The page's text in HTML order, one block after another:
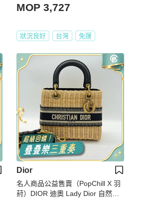
MOP 3,727
狀況良好 台灣 免運
Dior
名人商品公益售賣（PopChill X 羽
葤）DIOR 迪奧 Lady Dior 自然色